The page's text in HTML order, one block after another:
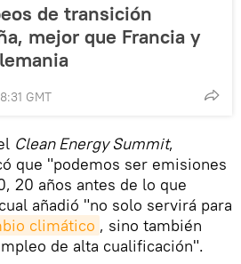
de transición
mejor que Francia y
GMT
Clean Energy Summit,
que "podemos ser emisiones
20 años antes de lo que
añadió "no solo servirá para
climático , sino también
de alta cualificación".